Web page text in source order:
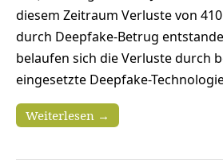
diesem Zeitraum Verluste von
durch Deepfake-Betrug
belaufen sich die Verluste durch
eingesetzte Deepfake-
Weiterlesen →